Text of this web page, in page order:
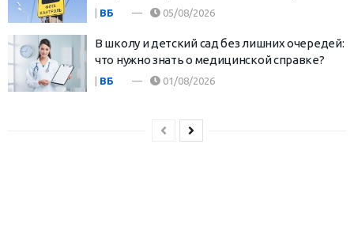
ВБ 05/08/2026
В школу и детский сад без лишних очередей:
что нужно знать о медицинской справке?
ВБ 01/08/2026